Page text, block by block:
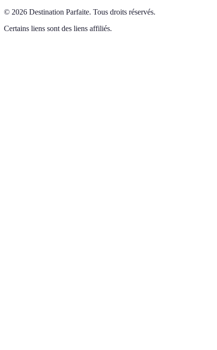
© 2026 Destination Parfaite. Tous droits réservés.
Certains liens sont des liens affiliés.